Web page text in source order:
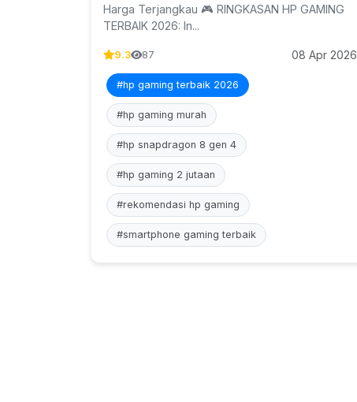
Harga Terjangkau 🎮 RINGKASAN HP GAMING
TERBAIK 2026: In...
9.3 87 08 Apr 2026
#hp gaming terbaik 2026
#hp gaming murah
#hp snapdragon 8 gen 4
#hp gaming 2 jutaan
#rekomendasi hp gaming
#smartphone gaming terbaik